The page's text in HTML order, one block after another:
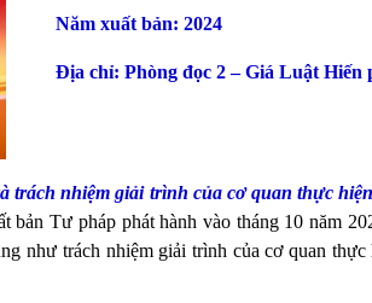
Năm xuất bản: 2024
Địa chỉ: Phòng đọc 2 – Giá Luật Hiến
trách nhiệm giải trình của cơ quan thực
bản Tư pháp phát hành vào tháng 10 năm
như trách nhiệm giải trình của cơ quan